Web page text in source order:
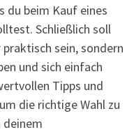
du beim Kauf eines
Schließlich soll
sein, sondern
und sich einfach
Tipps und
die richtige Wahl zu